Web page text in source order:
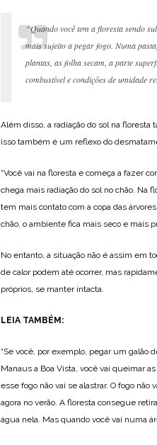
“Quando você tem a floresta sendo
mais sujeito a pegar fogo. Numa
plantas, as folha secam, a parte
combustível e condições de umidade
Além disso, a radiação do sol na
isso também é um reflexo do
“Você vai na floresta e começa a fazer
chega mais radiação do sol no chão. Na
tem mais contato com a copa das
chão, o ambiente fica mais seco e mais
No entanto, a situação não é assim em
de calor podem até ocorrer, mas
próprios, se manter intacta.
LEIA TAMBÉM:
“Se você, por exemplo, pegar um galão
Manaus a Boa Vista, você vai queimar
esse fogo não vai se alastrar. O fogo
agora no verão. A floresta consegue
água nela. Mas quando você vai numa